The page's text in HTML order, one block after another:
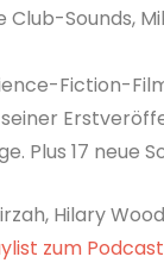
Sounds,
Fiction-
Plus 17 neue
Hilary
zum